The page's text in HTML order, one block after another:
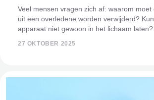
Veel mensen vragen zich af: waarom
uit een overledene worden verwijderd? Kun
apparaat niet gewoon in het lichaam laten?
velen onnodig en soms zelfs
27 OKTOBER 2025